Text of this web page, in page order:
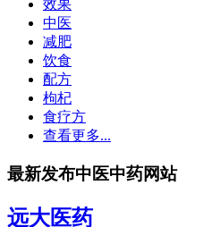
效果
中医
减肥
饮食
配方
枸杞
食疗方
查看更多...
最新发布中医中药网站
远大医药